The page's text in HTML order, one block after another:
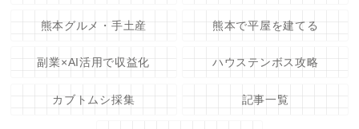
熊本グルメ・手土産 熊本で平屋を建てる
副業×AI活用で収益化 ハウステンボス攻略
カブトムシ採集 記事一覧